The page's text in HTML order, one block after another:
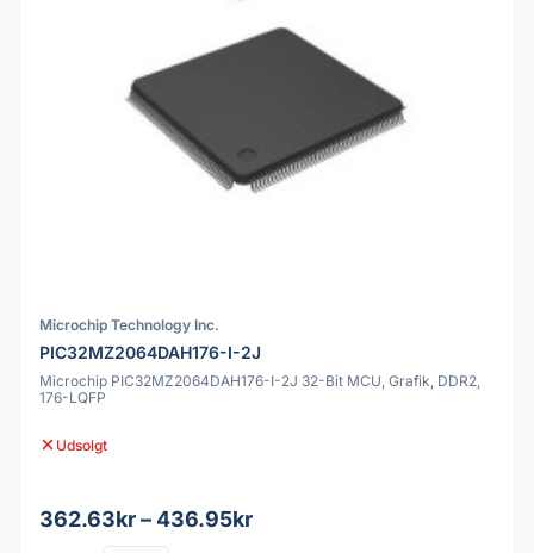
Microchip Technology Inc.
PIC32MZ2064DAH176-I-2J
Microchip PIC32MZ2064DAH176-I-2J 32-Bit MCU, Grafik, DDR2,
176-LQFP
Udsolgt
362.63kr – 436.95kr